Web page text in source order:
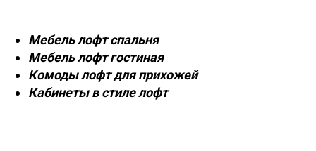
Мебель лофт спальня
Мебель лофт гостиная
Комоды лофт для прихожей
Кабинеты в стиле лофт